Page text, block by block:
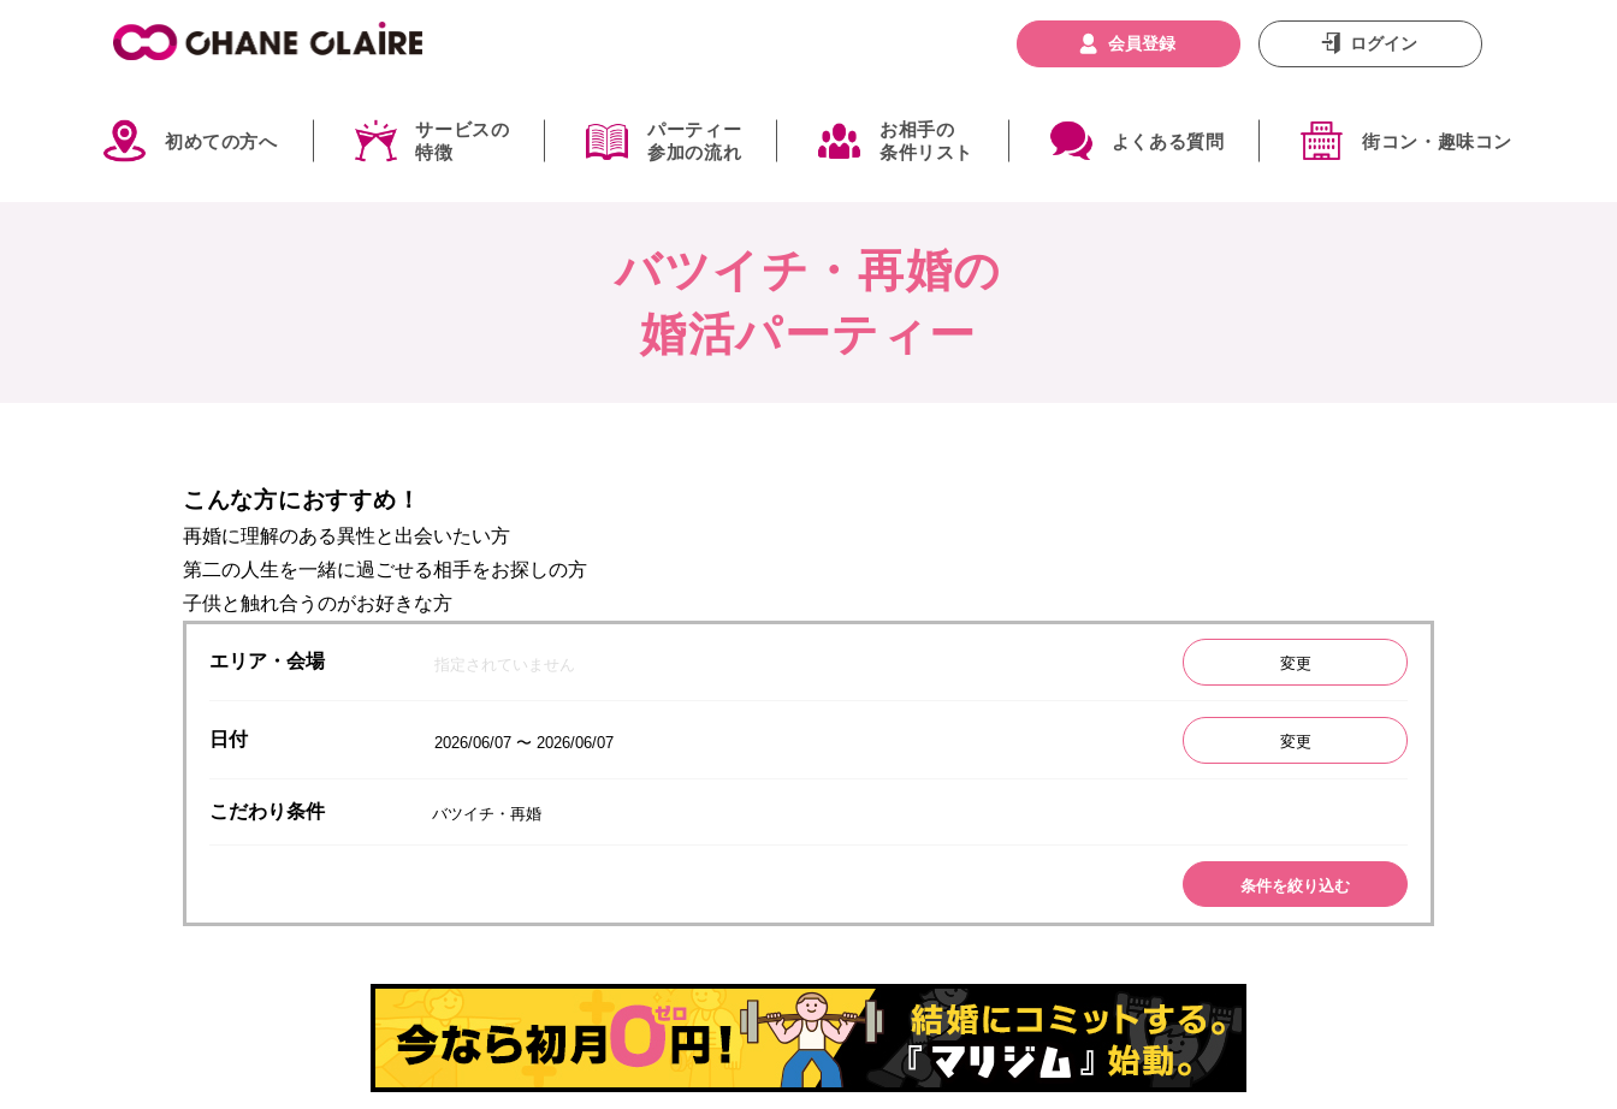
初めての方へ
サービスの
特徴
パーティー
参加の流れ
お相手の
条件リスト
よくある質問 街コン・趣味コン
会員登録 ログイン
バツイチ・再婚の
婚活パーティー
こんな方におすすめ！
再婚に理解のある異性と出会いたい方
第二の人生を一緒に過ごせる相手をお探しの方
子供と触れ合うのがお好きな方
エリア・会場 指定されていません 変更
日付 2026/06/07 〜 2026/06/07 変更
こだわり条件 バツイチ・再婚
条件を絞り込む